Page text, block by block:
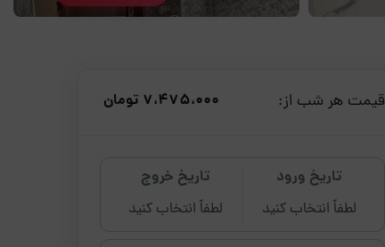
قیمت هر شب از: 7،475،000 تومان
تاریخ ورود
لطفاً انتخاب کنید
تاریخ خروج
لطفاً انتخاب کنید